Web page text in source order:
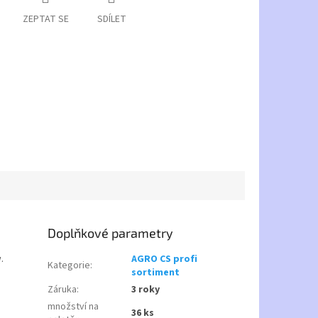
ZEPTAT SE SDÍLET
Doplňkové parametry
Kategorie:
AGRO CS profi
sortiment
Záruka:
3 roky
množství na
36 ks